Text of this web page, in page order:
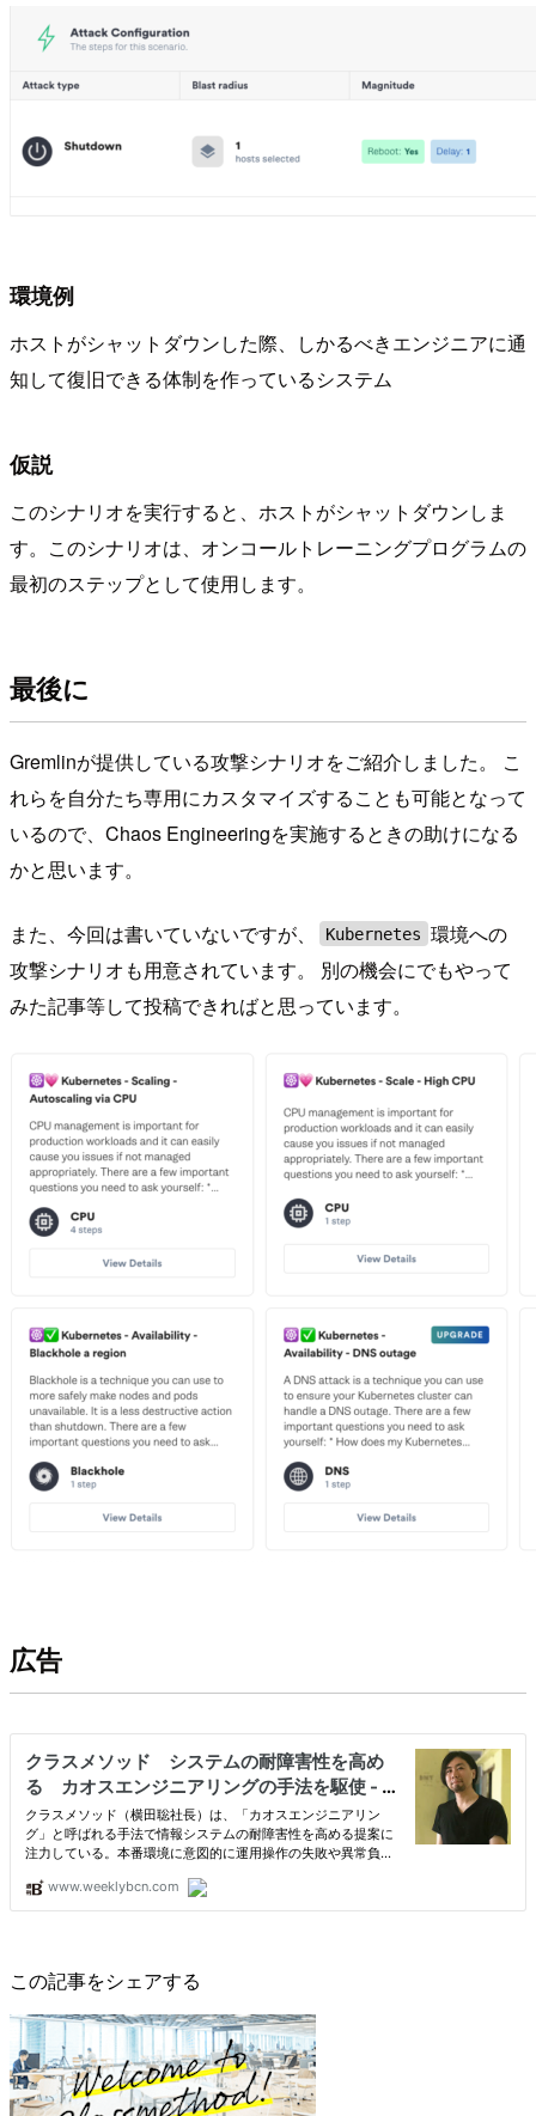
環境例
ホストがシャットダウンした際、しかるべきエンジニアに通
知して復旧できる体制を作っているシステム
仮説
このシナリオを実行すると、ホストがシャットダウンしま
す。このシナリオは、オンコールトレーニングプログラムの
最初のステップとして使用します。
最後に
Gremlinが提供している攻撃シナリオをご紹介しました。 こ
れらを自分たち専用にカスタマイズすることも可能となって
いるので、Chaos Engineeringを実施するときの助けになる
かと思います。
また、今回は書いていないですが、 Kubernetes 環境への
攻撃シナリオも用意されています。 別の機会にでもやって
みた記事等して投稿できればと思っています。
広告
この記事をシェアする